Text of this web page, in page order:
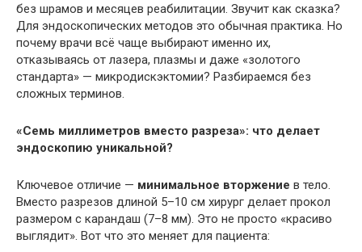
без шрамов и месяцев реабилитации. Звучит как сказка?
Для эндоскопических методов это обычная практика. Но
почему врачи всё чаще выбирают именно их,
отказываясь от лазера, плазмы и даже «золотого
стандарта» — микродискэктомии? Разбираемся без
сложных терминов.
«Семь миллиметров вместо разреза»: что делает
эндоскопию уникальной?
Ключевое отличие — минимальное вторжение в тело.
Вместо разрезов длиной 5–10 см хирург делает прокол
размером с карандаш (7–8 мм). Это не просто «красиво
выглядит». Вот что это меняет для пациента: